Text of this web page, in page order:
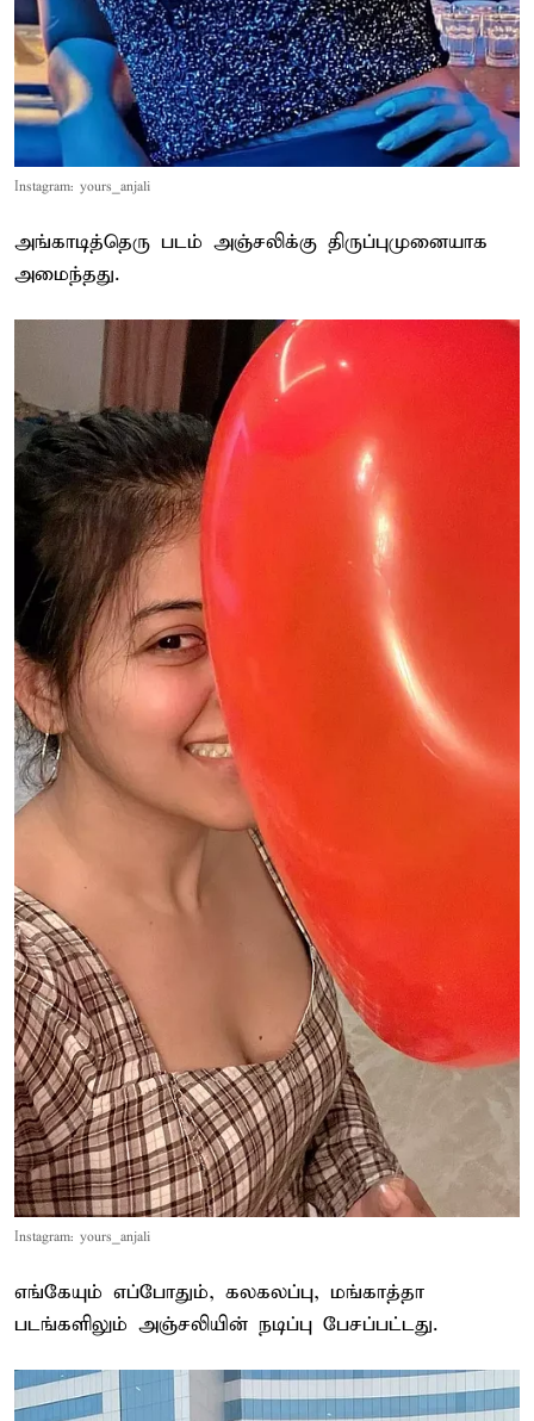
Instagram: yours_anjali
அங்காடித்தெரு படம் அஞ்சலிக்கு திருப்புமுனையாக
அமைந்தது.
Instagram: yours_anjali
எங்கேயும் எப்போதும், கலகலப்பு, மங்காத்தா
படங்களிலும் அஞ்சலியின் நடிப்பு பேசப்பட்டது.